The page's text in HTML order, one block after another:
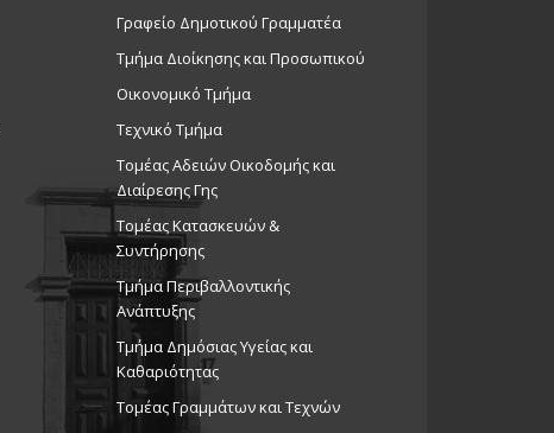
Γραφείο Δημοτικού Γραμματέα
Τμήμα Διοίκησης και Προσωπικού
Οικονομικό Τμήμα
Τεχνικό Τμήμα
Τομέας Αδειών Οικοδομής και
Διαίρεσης Γης
Τομέας Κατασκευών &
Συντήρησης
Τμήμα Περιβαλλοντικής
Ανάπτυξης
Tμήμα Δημόσιας Υγείας και
Καθαριότητας
Τομέας Γραμμάτων και Τεχνών